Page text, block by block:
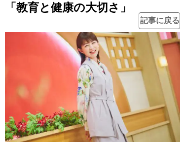
「教育と健康の大切さ」
記事に戻る